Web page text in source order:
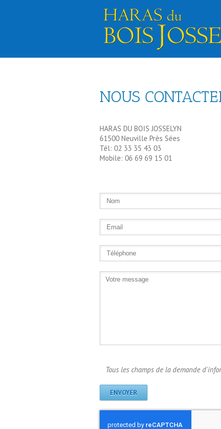
NOUS
HARAS DU BOIS JOSSELYN
61500 Neuville Près Sées
Tél: 02 33 35 43 03
Mobile: 06 69 69 15 01
Tous les champs de la demande